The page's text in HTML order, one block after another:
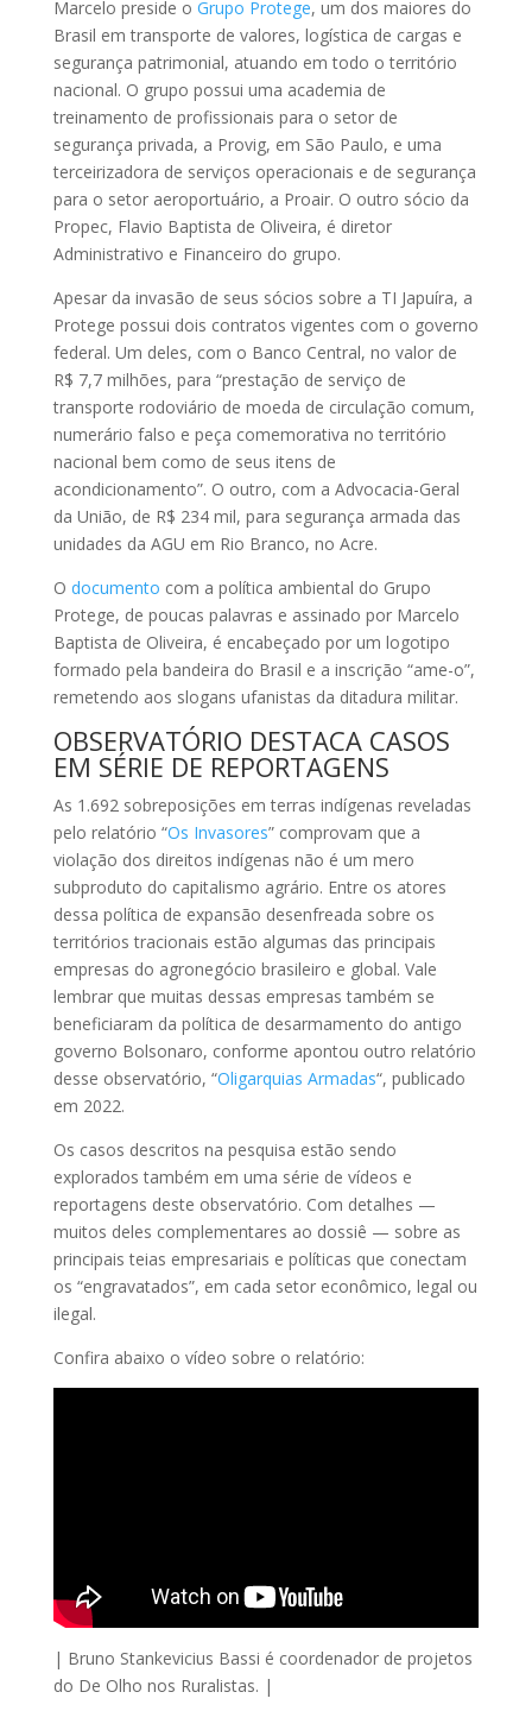
Marcelo preside o Grupo Protege, um dos maiores do
Brasil em transporte de valores, logística de cargas e
segurança patrimonial, atuando em todo o território
nacional. O grupo possui uma academia de
treinamento de profissionais para o setor de
segurança privada, a Provig, em São Paulo, e uma
terceirizadora de serviços operacionais e de segurança
para o setor aeroportuário, a Proair. O outro sócio da
Propec, Flavio Baptista de Oliveira, é diretor
Administrativo e Financeiro do grupo.
Apesar da invasão de seus sócios sobre a TI Japuíra, a
Protege possui dois contratos vigentes com o governo
federal. Um deles, com o Banco Central, no valor de
R$ 7,7 milhões, para “prestação de serviço de
transporte rodoviário de moeda de circulação comum,
numerário falso e peça comemorativa no território
nacional bem como de seus itens de
acondicionamento”. O outro, com a Advocacia-Geral
da União, de R$ 234 mil, para segurança armada das
unidades da AGU em Rio Branco, no Acre.
O documento com a política ambiental do Grupo
Protege, de poucas palavras e assinado por Marcelo
Baptista de Oliveira, é encabeçado por um logotipo
formado pela bandeira do Brasil e a inscrição “ame-o”,
remetendo aos slogans ufanistas da ditadura militar.
OBSERVATÓRIO DESTACA CASOS
EM SÉRIE DE REPORTAGENS
As 1.692 sobreposições em terras indígenas reveladas
pelo relatório “Os Invasores” comprovam que a
violação dos direitos indígenas não é um mero
subproduto do capitalismo agrário. Entre os atores
dessa política de expansão desenfreada sobre os
territórios tracionais estão algumas das principais
empresas do agronegócio brasileiro e global. Vale
lembrar que muitas dessas empresas também se
beneficiaram da política de desarmamento do antigo
governo Bolsonaro, conforme apontou outro relatório
desse observatório, “Oligarquias Armadas“, publicado
em 2022.
Os casos descritos na pesquisa estão sendo
explorados também em uma série de vídeos e
reportagens deste observatório. Com detalhes —
muitos deles complementares ao dossiê — sobre as
principais teias empresariais e políticas que conectam
os “engravatados”, em cada setor econômico, legal ou
ilegal.
Confira abaixo o vídeo sobre o relatório:
| Bruno Stankevicius Bassi é coordenador de projetos
do De Olho nos Ruralistas. |